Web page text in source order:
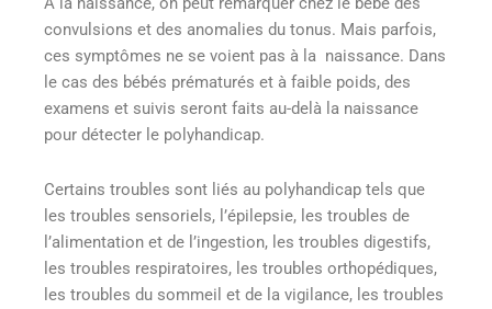
convulsions et des anomalies du tonus. Mais parfois,
ces symptômes ne se voient pas à la naissance. Dans
le cas des bébés prématurés et à faible poids, des
examens et suivis seront faits au-delà la naissance
pour détecter le polyhandicap.
Certains troubles sont liés au polyhandicap tels que
les troubles sensoriels, l’épilepsie, les troubles de
l’alimentation et de l’ingestion, les troubles digestifs,
les troubles respiratoires, les troubles orthopédiques,
les troubles du sommeil et de la vigilance, les troubles